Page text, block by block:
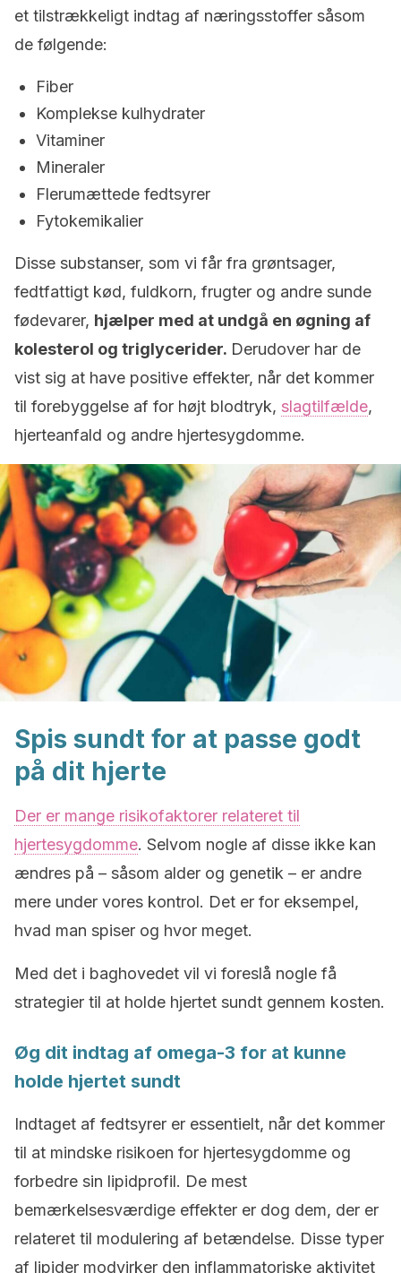
et tilstrækkeligt indtag af næringsstoffer såsom
de følgende:
Fiber
Komplekse kulhydrater
Vitaminer
Mineraler
Flerumættede fedtsyrer
Fytokemikalier
Disse substanser, som vi får fra grøntsager,
fedtfattigt kød, fuldkorn, frugter og andre sunde
fødevarer, hjælper med at undgå en øgning af
kolesterol og triglycerider. Derudover har de
vist sig at have positive effekter, når det kommer
til forebyggelse af for højt blodtryk, slagtilfælde,
hjerteanfald og andre hjertesygdomme.
Spis sundt for at passe godt
på dit hjerte
Der er mange risikofaktorer relateret til
hjertesygdomme. Selvom nogle af disse ikke kan
ændres på – såsom alder og genetik – er andre
mere under vores kontrol. Det er for eksempel,
hvad man spiser og hvor meget.
Med det i baghovedet vil vi foreslå nogle få
strategier til at holde hjertet sundt gennem kosten.
Øg dit indtag af omega-3 for at kunne
holde hjertet sundt
Indtaget af fedtsyrer er essentielt, når det kommer
til at mindske risikoen for hjertesygdomme og
forbedre sin lipidprofil. De mest
bemærkelsesværdige effekter er dog dem, der er
relateret til modulering af betændelse. Disse typer
af lipider modvirker den inflammatoriske aktivitet